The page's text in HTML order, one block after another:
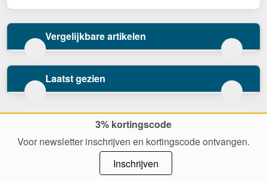
Vergelijkbare artikelen
Laatst gezien
3% kortingscode
Voor newsletter inschrijven en kortingscode ontvangen.
Inschrijven